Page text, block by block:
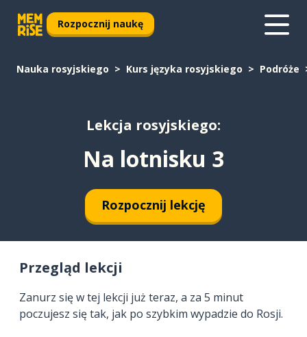
Rozpocznij naukę
Nauka rosyjskiego Kurs języka rosyjskiego Podróże
Lekcja rosyjskiego:
Na lotnisku 3
Rozpocznij lekcję
Przegląd lekcji
Zanurz się w tej lekcji już teraz, a za 5 minut
poczujesz się tak, jak po szybkim wypadzie do Rosji.